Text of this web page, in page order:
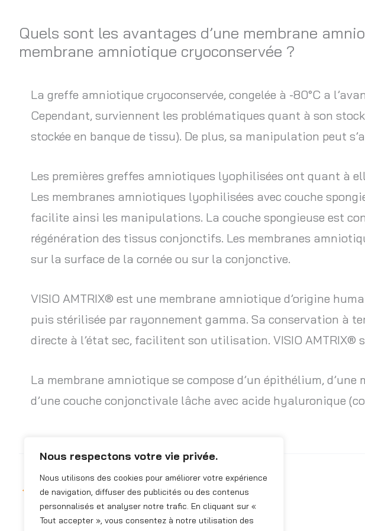
Nous respectons votre vie privée.
Nous utilisons des cookies pour améliorer votre expérience
de navigation, diffuser des publicités ou des contenus
personnalisés et analyser notre trafic. En cliquant sur «
Tout accepter », vous consentez à notre utilisation des
contenu
Quels sont les avantages d’une membrane
membrane amniotique cryoconservée ?
La greffe amniotique cryoconservée, congelée à -80°C a
Cependant, surviennent les problématiques quant à son
stockée en banque de tissu). De plus, sa manipulation peut
Les premières greffes amniotiques lyophilisées ont quant à
Les membranes amniotiques lyophilisées avec couche
facilite ainsi les manipulations. La couche spongieuse est
régénération des tissus conjonctifs. Les membranes
sur la surface de la cornée ou sur la conjonctive.
VISIO AMTRIX® est une membrane amniotique d’origine
puis stérilisée par rayonnement gamma. Sa conservation à
directe à l’état sec, facilitent son utilisation. VISIO
La membrane amniotique se compose d’un épithélium,
d’une couche conjonctivale lâche avec acide hyaluronique
← FAQ précédent